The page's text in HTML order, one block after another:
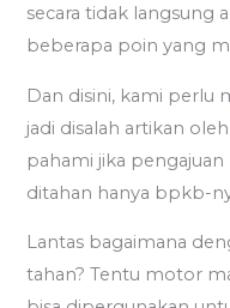
secara tidak langsung
beberapa poin yang
Dan disini, kami perlu
jadi disalah artikan
pahami jika
ditahan hanya bpkb-
Lantas bagaimana
tahan? Tentu motor